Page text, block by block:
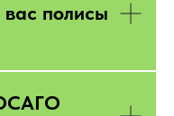
вас полисы